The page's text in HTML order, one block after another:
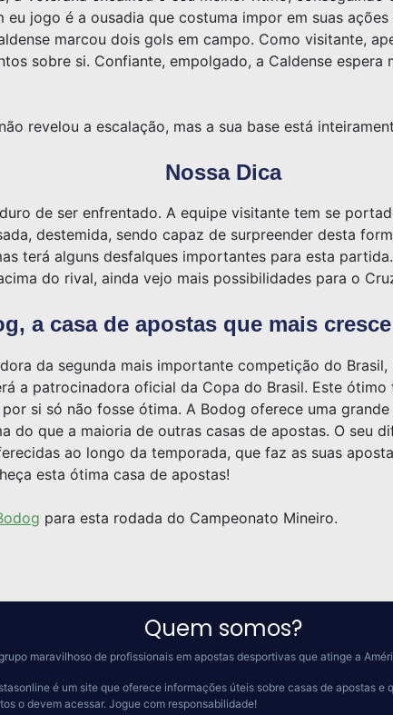
eu jogo é a ousadia que costuma impor em suas
marcou dois gols em campo. Como visitante,
sobre si. Confiante, empolgado, a Caldense espera
revelou a escalação, mas a sua base está
Nossa Dica
de ser enfrentado. A equipe visitante tem se
destemida, sendo capaz de surpreender desta
terá alguns desfalques importantes para esta
do rival, ainda vejo mais possibilidades para o
a casa de apostas que mais
da segunda mais importante competição do
a patrocinadora oficial da Copa do Brasil. Este
si só não fosse ótima. A Bodog oferece uma
do que a maioria de outras casas de apostas. O seu
ao longo da temporada, que faz as suas
esta ótima casa de apostas!
para esta rodada do Campeonato Mineiro.
Quem somos?
maravilhoso de profissionais em apostas desportivas que atinge a
é um site que oferece informações úteis sobre casas de apostas e
o devem acessar. Jogue com responsabilidade!